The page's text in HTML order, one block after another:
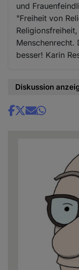
und
"Freiheit von
Menschenrecht.
besser! Karin
Diskussion
Share